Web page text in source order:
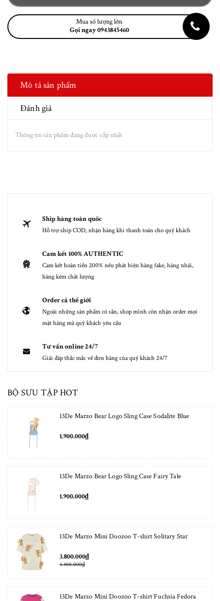
Mua số lượng lớn
Gọi ngay 0943845460
Mô tả sản phẩm
Đánh giá
Thông tin sản phẩm đang được cập nhật
Ship hàng toàn quốc
Hỗ trợ ship COD, nhận hàng khi thanh toán cho quý khách
Cam kết 100% AUTHENTIC
Cam kết hoàn tiền 200% nếu phát hiện hàng fake, hàng nhái,
hàng kém chất lượng
Order cả thế giới
Ngoài những sản phẩm có sẵn, shop mình còn nhận order mọi
mặt hàng mà quý khách yêu cầu
Tư vấn online 24/7
Giải đáp thắc mắc về đơn hàng của quý khách 24/7
BỘ SƯU TẬP HOT
13De Marzo Bear Logo Sling Case Sodalite Blue
1.900.000₫
13De Marzo Bear Logo Sling Case Fairy Tale
1.900.000₫
13De Marzo Mini Doozoo T-shirt Solitary Star
3.800.000₫
4.400.000₫
13De Marzo Mini Doozoo T-shirt Fuchsia Fedora